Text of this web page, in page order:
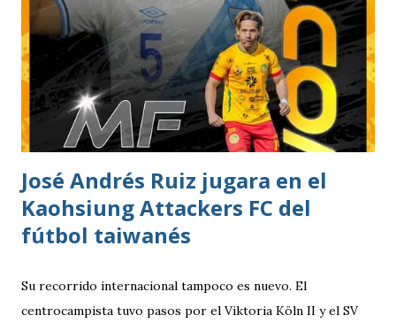
José Andrés Ruiz jugara en el
Kaohsiung Attackers FC del
fútbol taiwanés
Su recorrido internacional tampoco es nuevo. El
centrocampista tuvo pasos por el Viktoria Köln II y el SV